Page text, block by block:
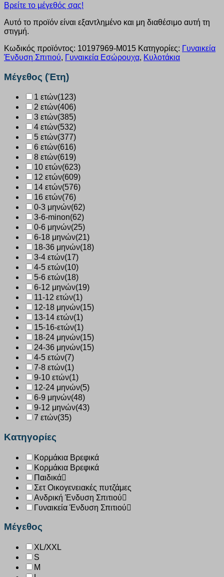
Βρείτε το μέγεθός σας!
Αυτό το προϊόν είναι εξαντλημένο και μη διαθέσιμο αυτή τη
στιγμή.
Κωδικός προϊόντος: 10197969-M015 Κατηγορίες: Γυναικεία
Ένδυση Σπιτιού, Γυναικεία Εσώρουχα, Κυλοτάκια
Μέγεθος (Έτη)
1 ετών(123)
2 ετών(406)
3 ετών(385)
4 ετών(532)
5 ετών(377)
6 ετών(616)
8 ετών(619)
10 ετών(623)
12 ετών(609)
14 ετών(576)
16 ετών(76)
0-3 μηνών(62)
3-6-minon(62)
0-6 μηνών(25)
6-18 μηνών(21)
18-36 μηνών(18)
3-4 ετών(17)
4-5 ετών(10)
5-6 ετών(18)
6-12 μηνών(19)
11-12 ετών(1)
12-18 μηνών(15)
13-14 ετών(1)
15-16-ετών(1)
18-24 μηνών(15)
24-36 μηνών(15)
4-5 ετών(7)
7-8 ετών(1)
9-10 ετών(1)
12-24 μηνών(5)
6-9 μηνών(48)
9-12 μηνών(43)
7 ετών(35)
Κατηγορίες
Κορμάκια Βρεφικά
Κορμάκια Βρεφικά
Παιδικά
Σετ Οικογενειακές πυτζάμες
Ανδρική Ένδυση Σπιτιού
Γυναικεία Ένδυση Σπιτιού
Μέγεθος
XL/XXL
S
M